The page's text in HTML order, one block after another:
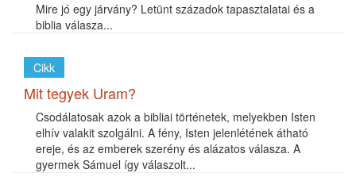
Mire jó egy járvány? Letünt századok tapasztalatai és a
biblia válasza...
Cikk
Mit tegyek Uram?
Csodálatosak azok a bibliai történetek, melyekben Isten
elhív valakit szolgálni. A fény, Isten jelenlétének átható
ereje, és az emberek szerény és alázatos válasza. A
gyermek Sámuel így válaszolt...